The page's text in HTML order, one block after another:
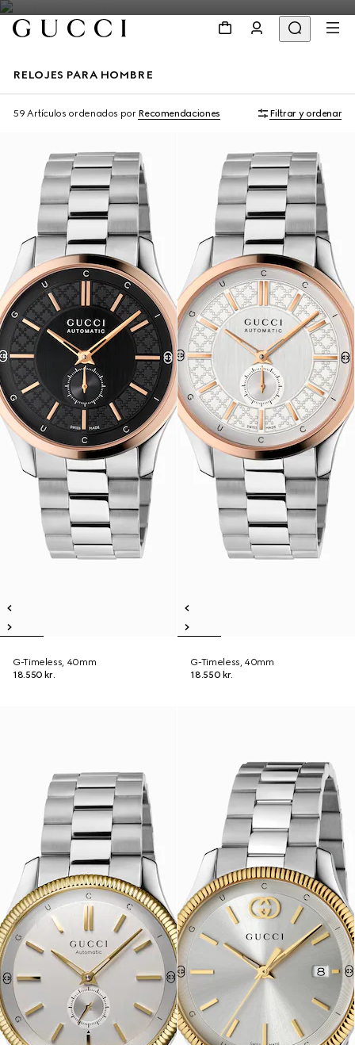
RELOJES PARA HOMBRE
59 Artículos ordenados por Recomendaciones Filtrar y ordenar
G-Timeless, 40mm
18.550 kr.
G-Timeless, 40mm
18.550 kr.